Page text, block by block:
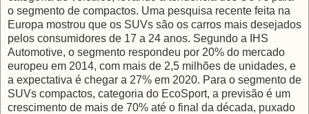
o segmento de compactos. Uma pesquisa recente feita na
Europa mostrou que os SUVs são os carros mais desejados
pelos consumidores de 17 a 24 anos. Segundo a IHS
Automotive, o segmento respondeu por 20% do mercado
europeu em 2014, com mais de 2,5 milhões de unidades, e
a expectativa é chegar a 27% em 2020. Para o segmento de
SUVs compactos, categoria do EcoSport, a previsão é um
crescimento de mais de 70% até o final da década, puxado